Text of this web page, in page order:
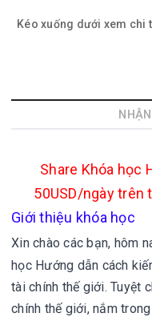
Kéo xuống dưới xem chi
Share Khóa học
50USD/ngày trên
Giới thiệu khóa học
Xin chào các bạn, hôm
học Hướng dẫn cách
tài chính thế giới. Tuyệt
chính thế giới, nắm